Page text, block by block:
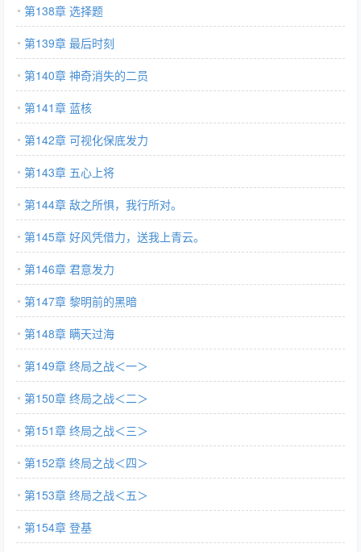
第138章 选择题
第139章 最后时刻
第140章 神奇消失的二员
第141章 蓝核
第142章 可视化保底发力
第143章 五心上将
第144章 敌之所惧，我行所对。
第145章 好风凭借力，送我上青云。
第146章 君意发力
第147章 黎明前的黑暗
第148章 瞒天过海
第149章 终局之战＜一＞
第150章 终局之战＜二＞
第151章 终局之战＜三＞
第152章 终局之战＜四＞
第153章 终局之战＜五＞
第154章 登基